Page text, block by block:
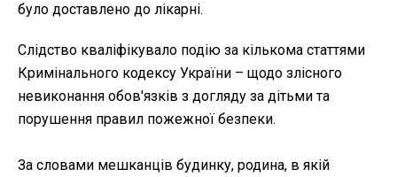
було доставлено до лікарні.
Слідство кваліфікувало подію за кількома статтями
Кримінального кодексу України – щодо злісного
невиконання обов'язків з догляду за дітьми та
порушення правил пожежної безпеки.
За словами мешканців будинку, родина, в якій